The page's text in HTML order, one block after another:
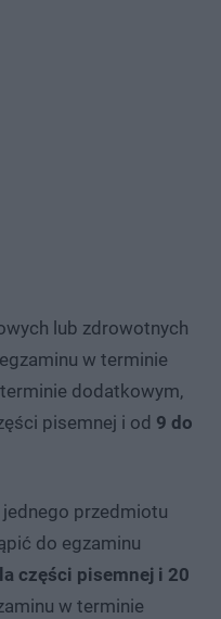
lub zdrowotnych
w terminie
dodatkowym,
pisemnej i od 9 do
przedmiotu
do egzaminu
części pisemnej i 20
w terminie